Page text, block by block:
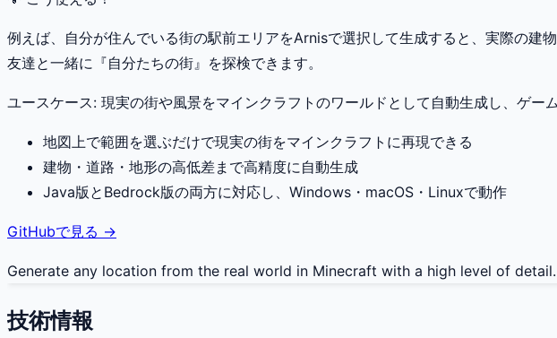
例えば、自分が住んでいる街の駅前エリアをArnisで選択して生成すると、実際の
友達と一緒に『自分たちの街』を探検できます。
ユースケース: 現実の街や風景をマインクラフトのワールドとして自動生成し、ゲー
地図上で範囲を選ぶだけで現実の街をマインクラフトに再現できる
建物・道路・地形の高低差まで高精度に自動生成
Java版とBedrock版の両方に対応し、Windows・macOS・Linuxで動作
GitHubで見る →
Generate any location from the real world in Minecraft with a high level of detail.
技術情報